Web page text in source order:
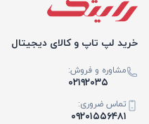
خرید لپ تاپ و کالای دیجیتال
مشاوره و فروش:
۰۲۱۹۲۰۳۵
تماس ضروری:
۰۹۲۰۱۵۵۶۴۸۱